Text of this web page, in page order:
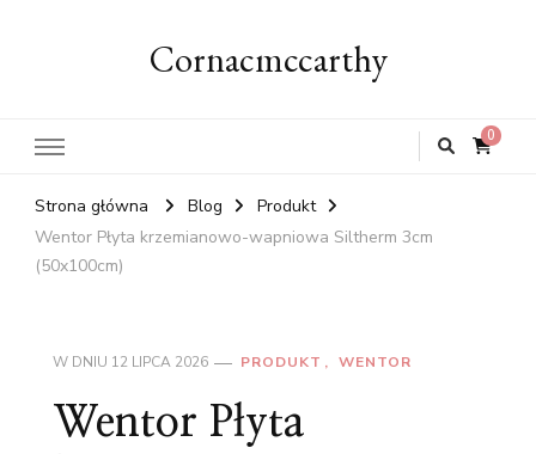
Cornacmccarthy
0
Strona główna Blog
Produkt
Wentor Płyta krzemianowo-wapniowa Siltherm 3cm
(50x100cm)
W DNIU 12 LIPCA 2026 PRODUKT WENTOR
Wentor Płyta